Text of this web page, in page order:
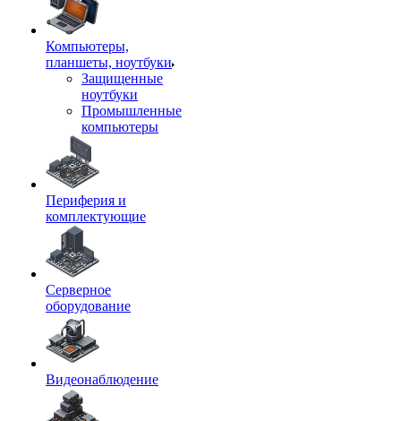
Компьютеры,
планшеты, ноутбуки
Защищенные
ноутбуки
Промышленные
компьютеры
Периферия и
комплектующие
Серверное
оборудование
Видеонаблюдение